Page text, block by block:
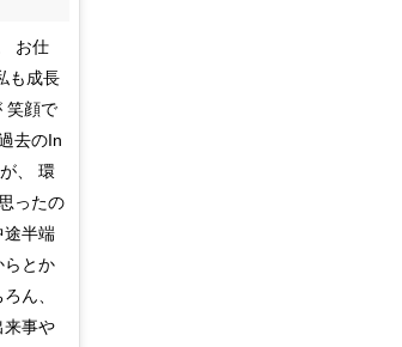
お仕
も成長
笑顔で
去のIn
、 環
ったの
途半端
らとか
ん、
来事や